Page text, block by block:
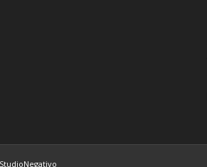
StudioNegativo